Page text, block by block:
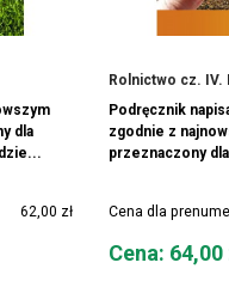
dla
62,00 zł
Rolnictwo cz. IV.
Podręcznik
zgodnie z
przeznaczony
Cena dla
Cena
Cena: 64,00